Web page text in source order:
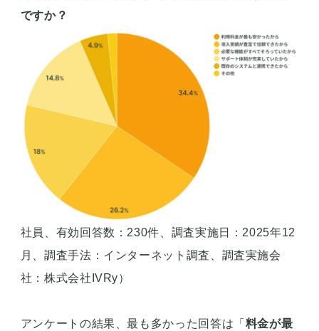
ですか？
社員、有効回答数：230件、調査実施日：2025年12
月、調査手法：インターネット調査、調査実施会
社：株式会社IVRy）
アンケートの結果、最も多かった回答は「 料金が最